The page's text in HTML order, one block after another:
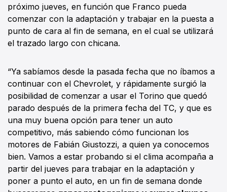
próximo jueves, en función que Franco pueda
comenzar con la adaptación y trabajar en la puesta a
punto de cara al fin de semana, en el cual se utilizará
el trazado largo con chicana.
“Ya sabíamos desde la pasada fecha que no íbamos a
continuar con el Chevrolet, y rápidamente surgió la
posibilidad de comenzar a usar el Torino que quedó
parado después de la primera fecha del TC, y que es
una muy buena opción para tener un auto
competitivo, más sabiendo cómo funcionan los
motores de Fabián Giustozzi, a quien ya conocemos
bien. Vamos a estar probando si el clima acompaña a
partir del jueves para trabajar en la adaptación y
poner a punto el auto, en un fin de semana donde